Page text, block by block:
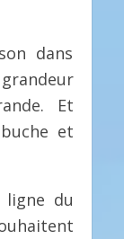
dans
Et
et
ligne du